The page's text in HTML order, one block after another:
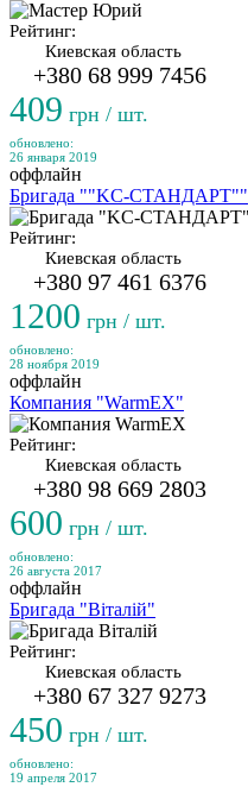
Рейтинг:
Киевская область
+380 68 999 7456
409 грн / шт.
обновлено:
26 января 2019
оффлайн
Бригада ""KC-СТАНДАРТ""
Рейтинг:
Киевская область
+380 97 461 6376
1200 грн / шт.
обновлено:
28 ноября 2019
оффлайн
Компания "WarmEX"
Рейтинг:
Киевская область
+380 98 669 2803
600 грн / шт.
обновлено:
26 августа 2017
оффлайн
Бригада "Віталій"
Рейтинг:
Киевская область
+380 67 327 9273
450 грн / шт.
обновлено:
19 апреля 2017